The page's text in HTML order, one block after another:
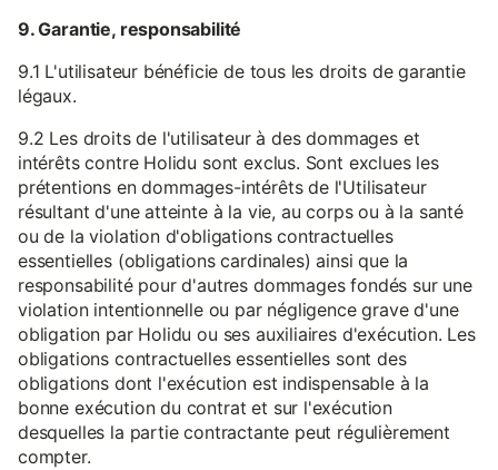
9. Garantie, responsabilité
9.1 L'utilisateur bénéficie de tous les droits de garantie
légaux.
9.2 Les droits de l'utilisateur à des dommages et
intérêts contre Holidu sont exclus. Sont exclues les
prétentions en dommages-intérêts de l'Utilisateur
résultant d'une atteinte à la vie, au corps ou à la santé
ou de la violation d'obligations contractuelles
essentielles (obligations cardinales) ainsi que la
responsabilité pour d'autres dommages fondés sur une
violation intentionnelle ou par négligence grave d'une
obligation par Holidu ou ses auxiliaires d'exécution. Les
obligations contractuelles essentielles sont des
obligations dont l'exécution est indispensable à la
bonne exécution du contrat et sur l'exécution
desquelles la partie contractante peut régulièrement
compter.